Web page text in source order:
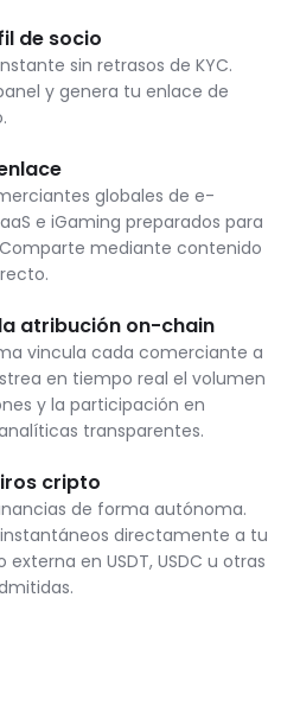
de socio
sin retrasos de KYC.
y genera tu enlace de
globales de e-
e iGaming preparados para
mediante contenido
atribución on-chain
vincula cada comerciante a
en tiempo real el volumen
y la participación en
transparentes.
cripto
de forma autónoma.
directamente a tu
en USDT, USDC u otras